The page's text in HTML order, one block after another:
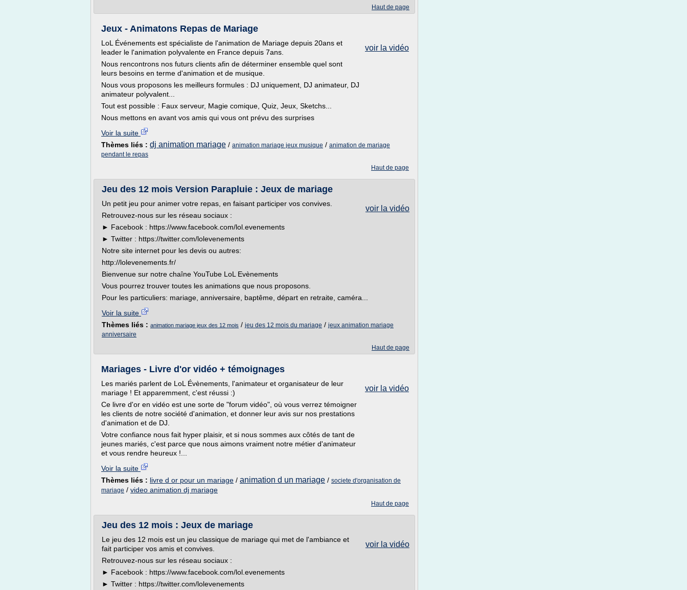
Haut de page
Jeux - Animatons Repas de Mariage
voir la vidéo
LoL Événements est spécialiste de l'animation de Mariage depuis 20ans et
leader le l'animation polyvalente en France depuis 7ans.
Nous rencontrons nos futurs clients afin de déterminer ensemble quel sont
leurs besoins en terme d'animation et de musique.
Nous vous proposons les meilleurs formules : DJ uniquement, DJ animateur, DJ
animateur polyvalent...
Tout est possible : Faux serveur, Magie comique, Quiz, Jeux, Sketchs...
Nous mettons en avant vos amis qui vous ont prévu des surprises
Voir la suite
Thèmes liés : dj animation mariage / animation mariage jeux musique / animation de mariage
pendant le repas
Haut de page
Jeu des 12 mois Version Parapluie : Jeux de mariage
voir la vidéo
Un petit jeu pour animer votre repas, en faisant participer vos convives.
Retrouvez-nous sur les réseau sociaux :
► Facebook : https://www.facebook.com/lol.evenements
► Twitter : https://twitter.com/lolevenements
Notre site internet pour les devis ou autres:
http://lolevenements.fr/
Bienvenue sur notre chaîne YouTube LoL Evènements
Vous pourrez trouver toutes les animations que nous proposons.
Pour les particuliers: mariage, anniversaire, baptême, départ en retraite, caméra...
Voir la suite
Thèmes liés : animation mariage jeux des 12 mois / jeu des 12 mois du mariage / jeux animation mariage
anniversaire
Haut de page
Mariages - Livre d'or vidéo + témoignages
voir la vidéo
Les mariés parlent de LoL Évènements, l'animateur et organisateur de leur
mariage ! Et apparemment, c'est réussi :)
Ce livre d'or en vidéo est une sorte de "forum vidéo", où vous verrez témoigner
les clients de notre société d'animation, et donner leur avis sur nos prestations
d'animation et de DJ.
Votre confiance nous fait hyper plaisir, et si nous sommes aux côtés de tant de
jeunes mariés, c'est parce que nous aimons vraiment notre métier d'animateur
et vous rendre heureux !...
Voir la suite
Thèmes liés : livre d or pour un mariage / animation d un mariage / societe d'organisation de
mariage / video animation dj mariage
Haut de page
Jeu des 12 mois : Jeux de mariage
voir la vidéo
Le jeu des 12 mois est un jeu classique de mariage qui met de l'ambiance et
fait participer vos amis et convives.
Retrouvez-nous sur les réseau sociaux :
► Facebook : https://www.facebook.com/lol.evenements
► Twitter : https://twitter.com/lolevenements